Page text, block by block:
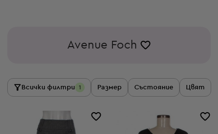
Avenue Foch
Всички филтри 1 Размер Състояние Цвят